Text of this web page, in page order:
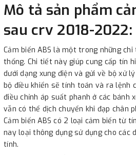
Mô tả sản phẩm
sau crv 2018-2022:
Cảm biến ABS là một trong những
thống. Chi tiết này giúp cung cấp tín
dưới dạng xung điện và gửi về bộ xử
bộ điều khiển sẽ tính toán và ra lệnh
điều chỉnh áp suất phanh ở các bánh
vẫn có thể dịch chuyển khi đạp chân
Cảm biến ABS có 2 loại cảm biến từ
nay loại thông dụng sử dụng cho các
tính.